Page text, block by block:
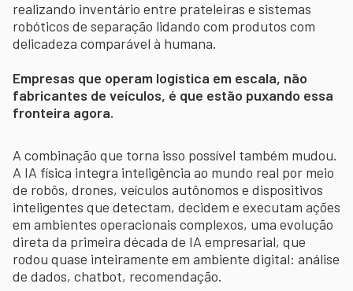
realizando inventário entre prateleiras e sistemas
robóticos de separação lidando com produtos com
delicadeza comparável à humana.
Empresas que operam logística em escala, não
fabricantes de veículos, é que estão puxando essa
fronteira agora.
A combinação que torna isso possível também mudou.
A IA física integra inteligência ao mundo real por meio
de robôs, drones, veículos autônomos e dispositivos
inteligentes que detectam, decidem e executam ações
em ambientes operacionais complexos, uma evolução
direta da primeira década de IA empresarial, que
rodou quase inteiramente em ambiente digital: análise
de dados, chatbot, recomendação.